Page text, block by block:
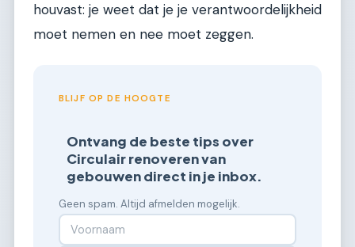
houvast: je weet dat je je verantwoordelijkheid
moet nemen en nee moet zeggen.
BLIJF OP DE HOOGTE
Ontvang de beste tips over
Circulair renoveren van
gebouwen direct in je inbox.
Geen spam. Altijd afmelden mogelijk.